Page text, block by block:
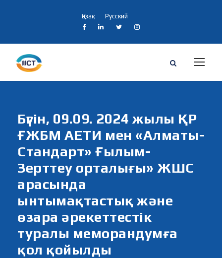
Қазақ Русский
Бүгін, 09.09. 2024 жылы ҚР
ҒЖБМ АЕТИ мен «Алматы-
Стандарт» Ғылым-
Зерттеу орталығы» ЖШС
арасында
ынтымақтастық және
өзара әрекеттестік
туралы меморандумға
қол қойылды